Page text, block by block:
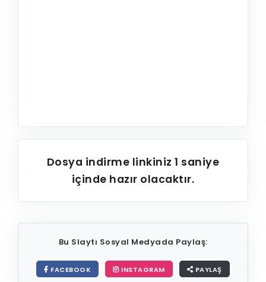
Dosya indirme linkiniz1 saniye
içinde hazır olacaktır.
Bu Slaytı Sosyal Medyada Paylaş:
FACEBOOK INSTAGRAM PAYLAŞ